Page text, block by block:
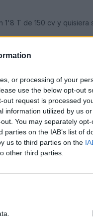
or processing of your
use the below opt-out
request is processed
information utilized by us
You may separately
on the IAB’s list of
us to third parties on the
other third parties.
T de 150 cv y